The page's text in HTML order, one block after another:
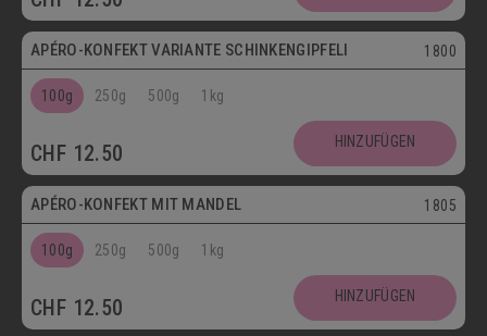
APÉRO-KONFEKT VARIANTE SCHINKENGIPFELI 1800
100g 250g 500g 1kg
CHF 12.50 HINZUFÜGEN
Vegetarisch
APÉRO-KONFEKT MIT MANDEL 1805
100g 250g 500g 1kg
CHF 12.50 HINZUFÜGEN
Vegetarisch